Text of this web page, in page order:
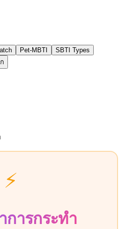
Pet-MBTI
SBTI Types
⚡
การกระทำ